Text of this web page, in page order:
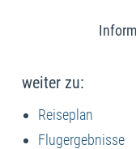
weiter zu:
Reiseplan
Flugergebnisse